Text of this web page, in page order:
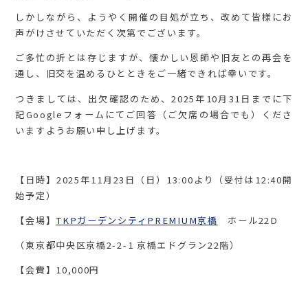
しかしながら、ようやく開催の目処が立ち、改めて皆様にお
声がけさせていただく次第でございます。
ご多忙の折とは存じますが、懐かしい恩師や旧友との再会を
通し、旧交を温めるひとときをご一緒できれば幸いです。
つきましては、出欠確認のため、2025年10月31日までに下
記Googleフォームにてご回答（ご欠席の場合でも）くださ
いますようお願い申し上げます。
【日時】2025年11月23日（日）13:00より（受付は12:40開
始予定）
【会場】TKPガーデンシティPREMIUM京橋 ホール22D
（東京都中央区京橋2-2-1 京橋エドグラン22階）
【会費】10,000円